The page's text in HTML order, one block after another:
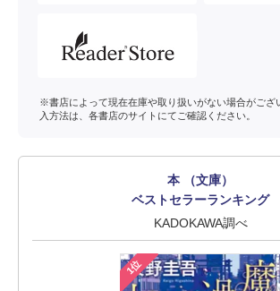
※書店によって現在在庫や取り扱いがない場合がござ
入方法は、各書店のサイトにてご確認ください。
本 （文庫）
ベストセラーランキング
KADOKAWA調べ
1位